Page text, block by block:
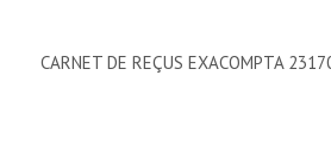
CARNET DE REÇUS EXACOMPTA